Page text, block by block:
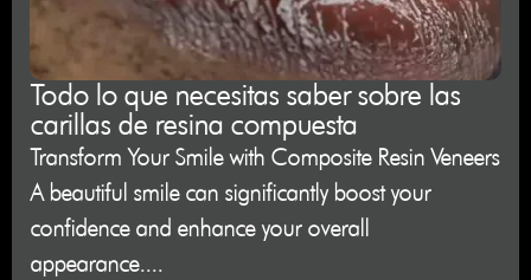
Todo lo que necesitas saber sobre las
carillas de resina compuesta
Transform Your Smile with Composite Resin Veneers
A beautiful smile can significantly boost your
confidence and enhance your overall
appearance....